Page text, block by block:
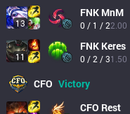
13
FNK MnM
0 / 1 / 22.00
11
FNK Keres
0 / 2 / 31.50
CFO Victory
CFO Rest